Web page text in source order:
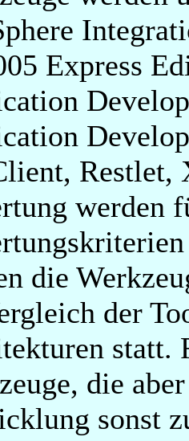
Express
Restlet,
werden
die
der
statt.
die
sonst